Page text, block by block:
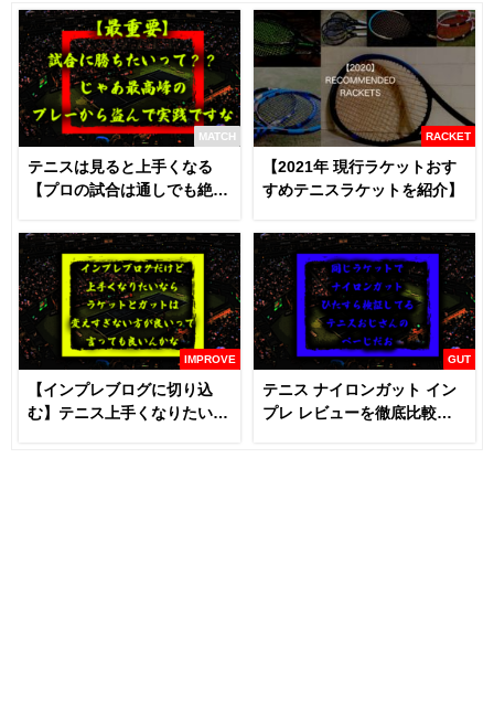
MATCH
テニスは見ると上手くなる
【プロの試合は通しでも絶対
RACKET
【2021年 現行ラケットおす
すめテニスラケットを紹介】
IMPROVE
【インプレブログに切り込
む】テニス上手くなりたいな
GUT
テニス ナイロンガット イン
プレ レビューを徹底比較